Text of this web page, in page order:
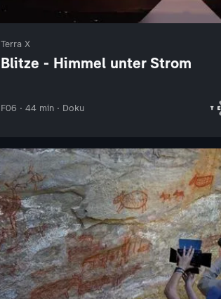
Terra X
Blitze - Himmel unter Strom
F06 · 44 min · Doku